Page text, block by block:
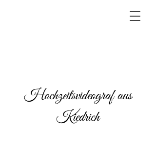
Hochzeitsvideograf aus
Kiedrich